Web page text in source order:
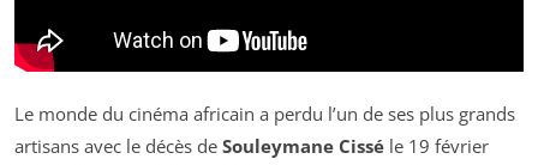
Le monde du cinéma africain a perdu l’un de ses plus grands
artisans avec le décès de Souleymane Cissé le 19 février